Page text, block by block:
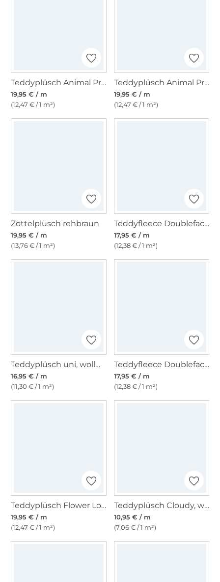
Teddyplüsch Animal Print, caramel
19,95 € / m
(12,47 € / 1 m²)
Teddyplüsch Animal Print, creme
19,95 € / m
(12,47 € / 1 m²)
Zottelplüsch rehbraun
19,95 € / m
(13,76 € / 1 m²)
Teddyfleece Doubleface, altflieder
17,95 € / m
(12,38 € / 1 m²)
Teddyplüsch uni, wollweiß
16,95 € / m
(11,30 € / 1 m²)
Teddyfleece Doubleface, jeansblau
17,95 € / m
(12,38 € / 1 m²)
Teddyplüsch Flower Love, dunkelgrün
19,95 € / m
(12,47 € / 1 m²)
Teddyplüsch Cloudy, wollweiß
10,95 € / m
(7,06 € / 1 m²)